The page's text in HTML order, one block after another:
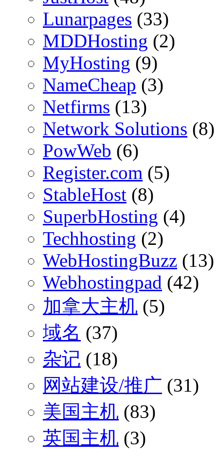
Lunarpages (33)
MDDHosting (2)
MyHosting (9)
NameCheap (3)
Netfirms (13)
Network Solutions (8)
PowWeb (6)
Register.com (5)
StableHost (8)
SuperbHosting (4)
Techhosting (2)
WebHostingBuzz (13)
Webhostingpad (42)
加拿大主机 (5)
域名 (37)
杂记 (18)
网站建设/推广 (31)
美国主机 (83)
英国主机 (3)